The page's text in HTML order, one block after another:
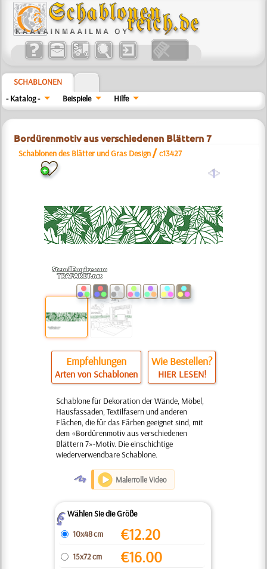
SCHABLONEN
- Katalog -
Beispiele Hilfe
Bordürenmotiv aus verschiedenen Blättern 7
Schablonen des Blätter und Gras Design /c13427
a
Empfehlungen
Arten von Schablonen
Wie Bestellen?
HIER LESEN!
Schablone für Dekoration der Wände, Möbel,
Hausfassaden, Textilfasern und anderen
Flächen, die für das Färben geeignet sind, mit
dem «Bordürenmotiv aus verschiedenen
Blättern 7»-Motiv. Die einschichtige
wiederverwendbare Schablone.
O Malerrolle Video
ZWählen Sie die Größe
10x48 cm
€12.20
15x72 cm €16.00